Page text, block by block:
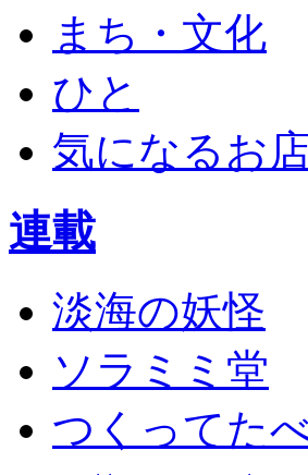
まち・文化
ひと
気になるお
連載
淡海の妖怪
ソラミミ堂
つくってた